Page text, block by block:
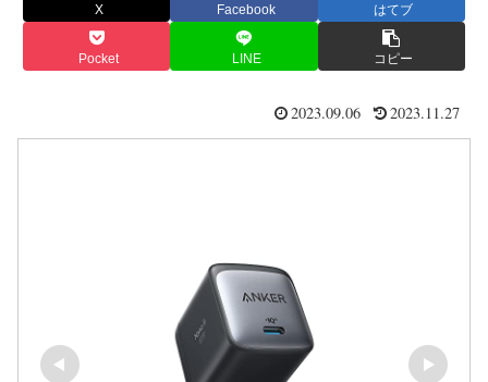
X Facebook はてブ
Pocket LINE コピー
2023.09.06 2023.11.27